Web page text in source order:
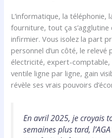
L’informatique, la téléphonie,
fourniture, tout ça
infirmier. Vous isolez la part
personnel d’un côté, le relevé
électricité, expert-comptable,
ventile ligne par ligne, gain
révèle ses vrais pouvoirs
En avril 2025, je croyais
semaines plus tard,